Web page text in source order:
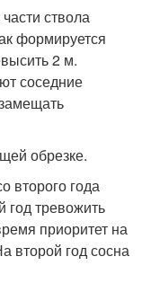
ствола
формируется
2 м.
соседние
обрезке.
второго года
тревожить
приоритет на
второй год сосна